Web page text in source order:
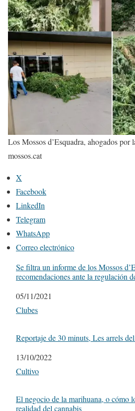
Los Mossos d’Esquadra, ahogados por
mossos.cat
X
Facebook
LinkedIn
Telegram
WhatsApp
Correo electrónico
Se filtra un informe de los Mossos
recomendaciones ante la regulación
Fecha
05/11/2021
Respecto a
Clubes
Reportaje de 30 minuts, Les arrels
Fecha
13/10/2022
Respecto a
Cultivo
El negocio de la marihuana, o cómo
realidad del cannabis